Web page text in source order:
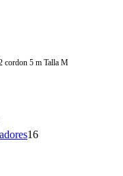
cordon 5 m Talla M
1616